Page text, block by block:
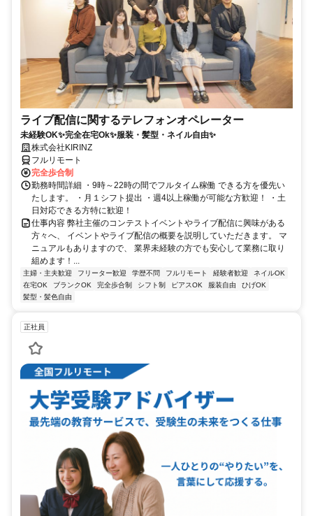
ライブ配信に関するテレフォンオペレーター
未経験OK✨完全在宅Ok✨服装・髪型・ネイル自由✨
株式会社KIRINZ
フルリモート
完全歩合制
勤務時間詳細 ・9時～22時の間でフルタイム稼働 できる方を優先い
たします。 ・月１シフト提出 ・週4以上稼働が可能な方歓迎！ ・土
日対応できる方特に歓迎！
仕事内容 弊社主催のコンテストイベントやライブ配信に興味がある
方々へ、 イベントやライブ配信の概要を説明していただきます。 マ
ニュアルもありますので、 業界未経験の方でも安心して業務に取り
組めます！...
主婦・主夫歓迎 フリーター歓迎 学歴不問 フルリモート 経験者歓迎
ネイルOK
在宅OK
ブランクOK 完全歩合制 シフト制 ピアスOK 服装自由
ひげOK
髪型・髪色自由
正社員